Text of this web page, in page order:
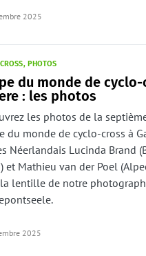
2025
PHOTOS
du monde de
: les photos
les photos de la
du monde de cyclo-cross à
Néerlandais Lucinda Brand
et Mathieu van der Poel
lentille de notre
2025